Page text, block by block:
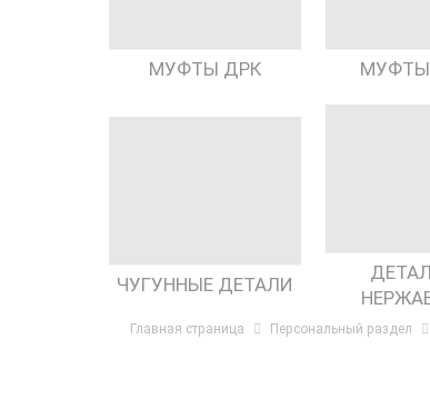
МУФТЫ ДРК
ЧУГУННЫЕ ДЕТАЛИ
Главная страница Персональный раздел